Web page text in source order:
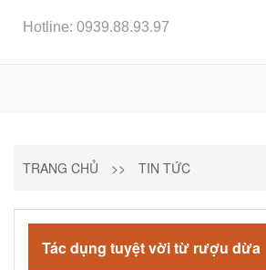
Hotline: 0939.88.93.97
TRANG CHỦ >> TIN TỨC
Tác dụng tuyệt vời từ rượu dừa